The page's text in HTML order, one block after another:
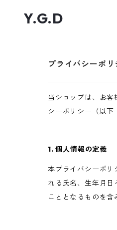
Y.G.D
プライバシーポリ
当ショップは、お
シーポリシー（以
1. 個人情報の定義
本プライバシーポリ
れる氏名、生年月
こととなるものを